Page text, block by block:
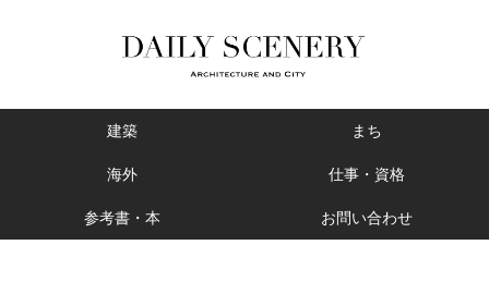
建築 まち
海外 仕事・資格
参考書・本 お問い合わせ